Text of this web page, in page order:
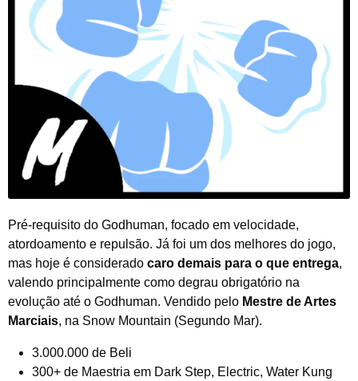
Pré-requisito do Godhuman, focado em velocidade,
atordoamento e repulsão. Já foi um dos melhores do jogo,
mas hoje é considerado caro demais para o que entrega,
valendo principalmente como degrau obrigatório na
evolução até o Godhuman. Vendido pelo Mestre de Artes
Marciais, na Snow Mountain (Segundo Mar).
3.000.000 de Beli
300+ de Maestria em Dark Step, Electric, Water Kung